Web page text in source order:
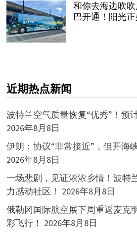
和你去海边吹
巴开通！阳光正
近期热点新闻
波特兰空气质量恢复“优秀”！预
2026年8月8日
伊朗：协议“非常接近”，但开海
2026年8月8日
一场悲剧，见证浓浓乡情！波特
力感动社区！ 2026年8月8日
俄勒冈国际航空展下周重返麦克
彩飞行！ 2026年8月8日